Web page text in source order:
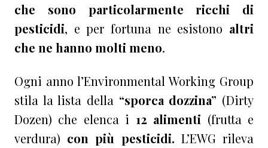
che sono particolarmente ricchi di
pesticidi, e per fortuna ne esistono altri
che ne hanno molti meno.
Ogni anno l’Environmental Working Group
stila la lista della “sporca dozzina” (Dirty
Dozen) che elenca i 12 alimenti (frutta e
verdura) con più pesticidi. L’EWG rileva